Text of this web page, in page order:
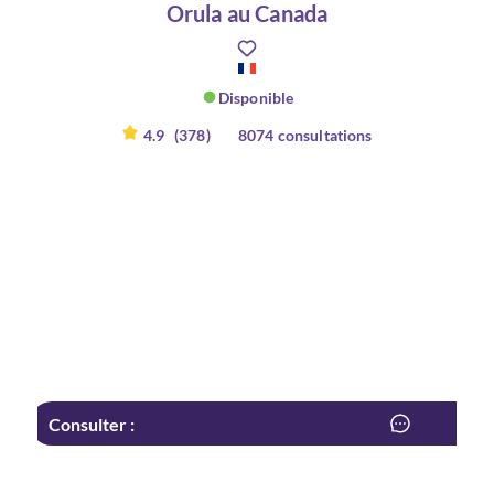
Orula au Canada
Disponible
4.9 (378) 8074 consultations
Consulter :